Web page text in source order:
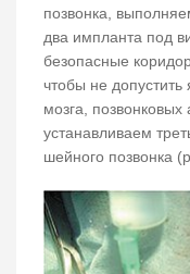
позвонка,
два импланта под
безопасные
чтобы не допустить
мозга,
устанавливаем
шейного позвонка